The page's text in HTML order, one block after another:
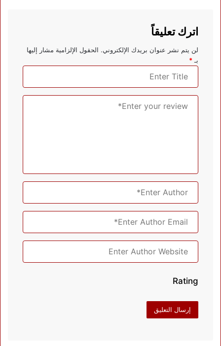
اترك تعليقاً
لن يتم نشر عنوان بريدك الإلكتروني. الحقول الإلزامية مشار إليها
بـ *
Rating